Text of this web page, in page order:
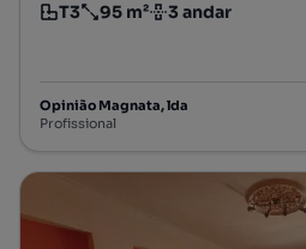
Tipologia
T3
Preço por metro quadrado
95 m²
Andar 3 andar
Opinião Magnata, lda
Profissional